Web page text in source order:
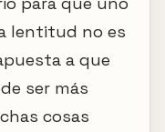
lentitud no es
a que
ser más
cosas